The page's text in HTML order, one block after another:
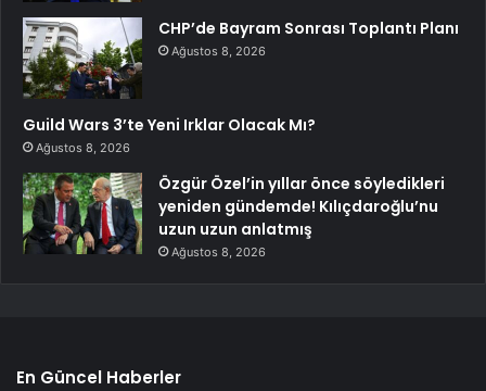
CHP’de Bayram Sonrası Toplantı Planı
Ağustos 8, 2026
Guild Wars 3’te Yeni Irklar Olacak Mı?
Ağustos 8, 2026
Özgür Özel’in yıllar önce söyledikleri
yeniden gündemde! Kılıçdaroğlu’nu
uzun uzun anlatmış
Ağustos 8, 2026
En Güncel Haberler